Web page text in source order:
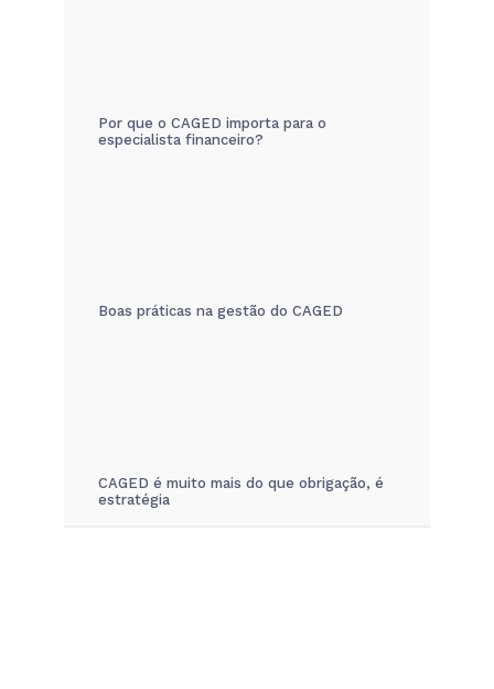
Por que o CAGED importa para o
especialista financeiro?
Boas práticas na gestão do CAGED
CAGED é muito mais do que obrigação, é
estratégia